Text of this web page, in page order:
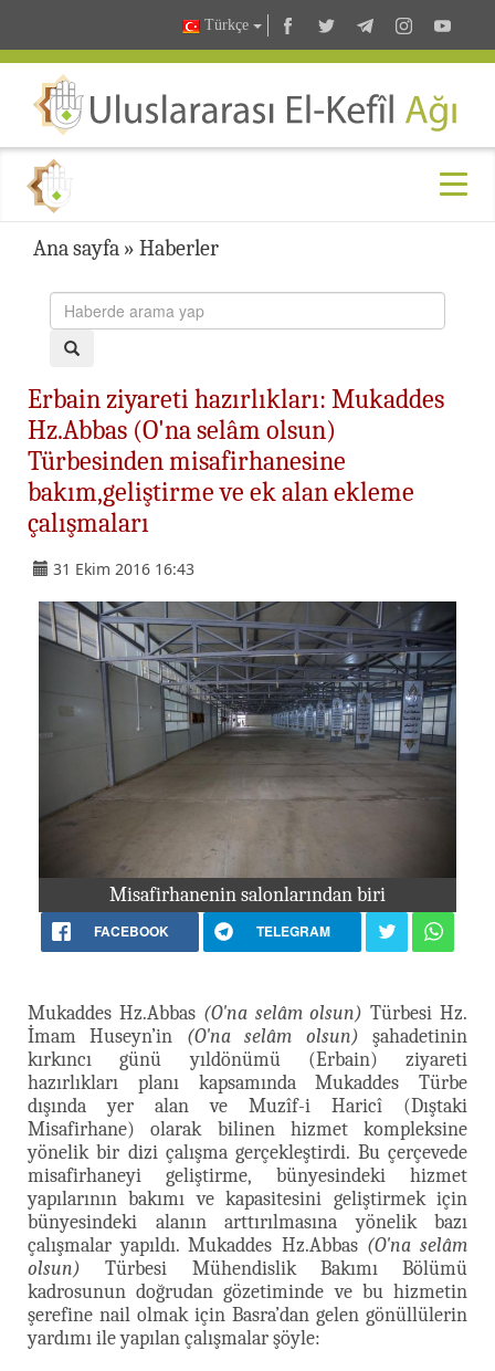
Türkçe
Ana sayfa » Haberler
Erbain ziyareti hazırlıkları: Mukaddes
Hz.Abbas (O'na selâm olsun)
Türbesinden misafirhanesine
bakım,geliştirme ve ek alan ekleme
çalışmaları
31 Ekim 2016 16:43
Misafirhanenin salonlarından biri
FACEBOOK TELEGRAM
Mukaddes Hz.Abbas (O'na selâm olsun) Türbesi Hz.
İmam Huseyn’in (O'na selâm olsun) şahadetinin
kırkıncı günü yıldönümü (Erbain) ziyareti
hazırlıkları planı kapsamında Mukaddes Türbe
dışında yer alan ve Muzîf-i Haricî (Dıştaki
Misafirhane) olarak bilinen hizmet kompleksine
yönelik bir dizi çalışma gerçekleştirdi. Bu çerçevede
misafirhaneyi geliştirme, bünyesindeki hizmet
yapılarının bakımı ve kapasitesini geliştirmek için
bünyesindeki alanın arttırılmasına yönelik bazı
çalışmalar yapıldı. Mukaddes Hz.Abbas (O'na selâm
olsun) Türbesi Mühendislik Bakımı Bölümü
kadrosunun doğrudan gözetiminde ve bu hizmetin
şerefine nail olmak için Basra’dan gelen gönüllülerin
yardımı ile yapılan çalışmalar şöyle: